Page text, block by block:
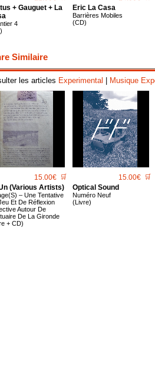
+ Gauguet + La
4
Eric La Casa
Barri​è​res Mobiles
(CD)
Similaire
les articles Experimental Musique
15.00€ 🛒
(Various Artists)
– Une Tentative
Et De Réflexion
Autour De
De La Gironde
+ CD)
15.00€ 🛒
Optical Sound
Numéro Neuf
(Livre)